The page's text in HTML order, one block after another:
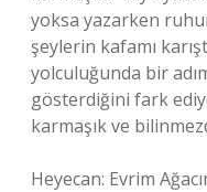
yoksa yazarken
şeylerin kafamı
yolculuğunda bir
gösterdiğini fark
karmaşık ve
Heyecan: Evrim